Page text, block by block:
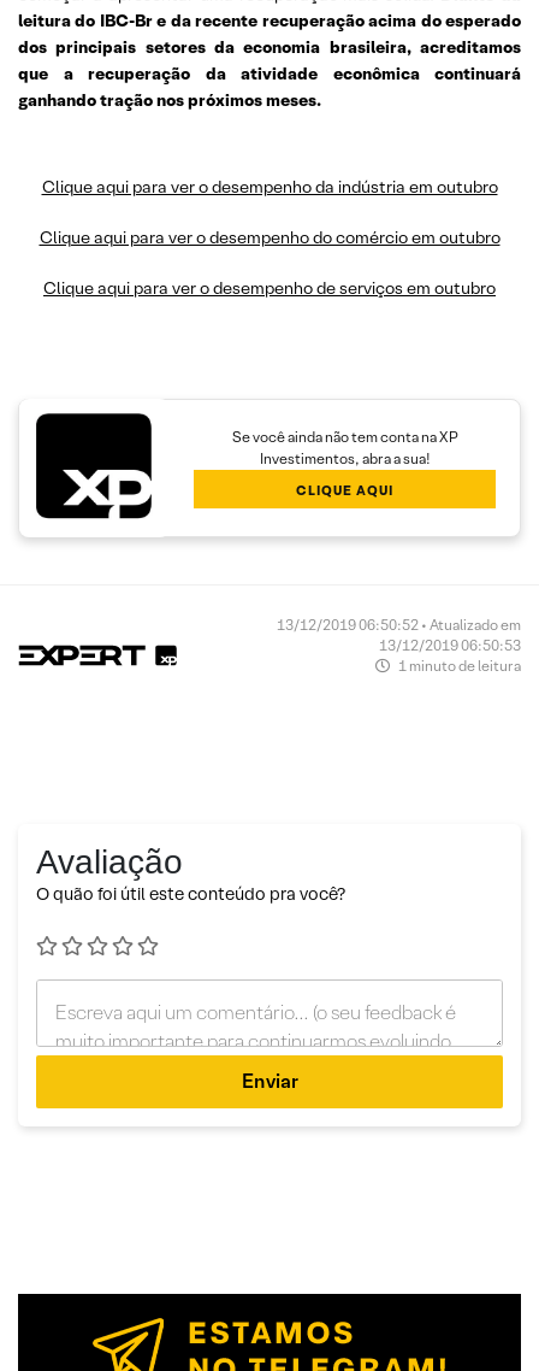
leitura do IBC-Br e da recente recuperação acima do esperado
dos principais setores da economia brasileira, acreditamos
que a recuperação da atividade econômica continuará
ganhando tração nos próximos meses.
Clique aqui para ver o desempenho da indústria em outubro
Clique aqui para ver o desempenho do comércio em outubro
Clique aqui para ver o desempenho de serviços em outubro
Se você ainda não tem conta na XP
Investimentos, abra a sua!
CLIQUE AQUI
13/12/2019 06:50:52 • Atualizado em
13/12/2019 06:50:53
1 minuto de leitura
Avaliação
O quão foi útil este conteúdo pra você?
Enviar